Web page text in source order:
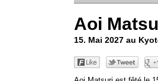
Aoi
15. Mai 2027 au